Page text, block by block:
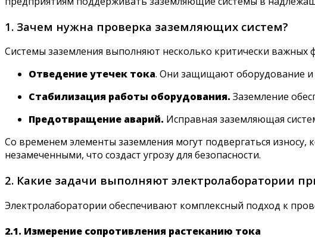
1. Зачем нужна проверка заземляющих систем?
Системы заземления выполняют несколько критически важных
Отведение утечек тока. Они защищают оборудование и
Стабилизация работы оборудования. Заземление
Предотвращение аварий. Исправная заземляющая
Со временем элементы заземления могут подвергаться
незамеченными, что создаст угрозу для безопасности.
2. Какие задачи выполняют электролаборатории
Электролаборатории обеспечивают комплексный подход к
2.1. Измерение сопротивления растеканию тока